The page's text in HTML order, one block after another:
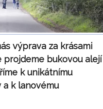
výprava za krásami
projdeme bukovou alejí
k unikátnímu
a k lanovému